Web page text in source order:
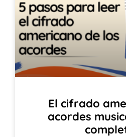
El cifrado
acordes